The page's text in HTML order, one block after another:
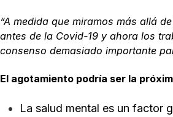
“A medida que miramos más allá
antes de la Covid-19 y ahora los
consenso demasiado importante
El agotamiento podría ser la
La salud mental es un factor